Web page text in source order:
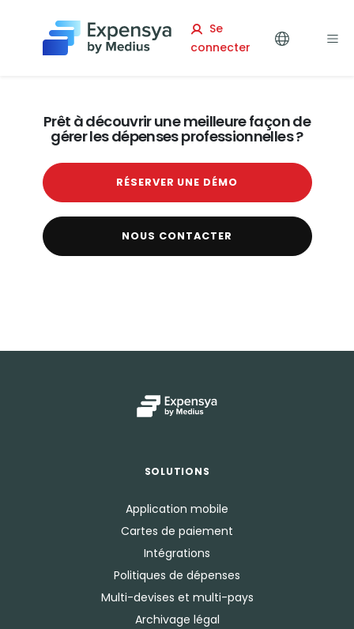
Expensya
Se
connecter
Prêt à découvrir une meilleure façon de
gérer les dépenses professionnelles ?
RÉSERVER UNE DÉMO
NOUS CONTACTER
SOLUTIONS
Application mobile
Cartes de paiement
Intégrations
Politiques de dépenses
Multi-devises et multi-pays
Archivage légal